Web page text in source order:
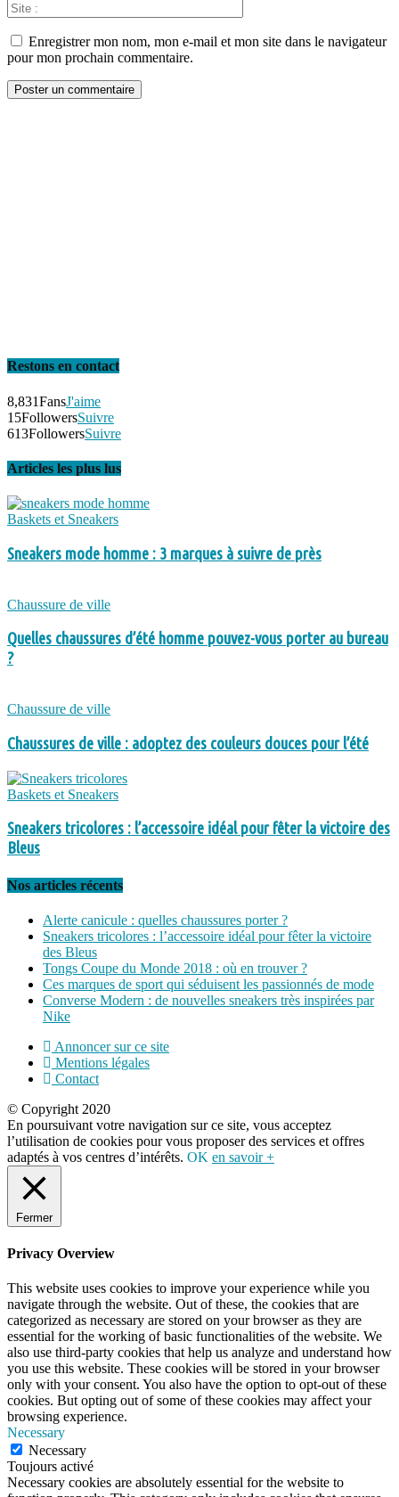
Enregistrer mon nom, mon e-mail et mon site dans le navigateur
pour mon prochain commentaire.
Restons en contact
8,831FansJ'aime
15FollowersSuivre
613FollowersSuivre
Articles les plus lus
Baskets et Sneakers
Sneakers mode homme : 3 marques à suivre de près
Chaussure de ville
Quelles chaussures d’été homme pouvez-vous porter au bureau
?
Chaussure de ville
Chaussures de ville : adoptez des couleurs douces pour l’été
Baskets et Sneakers
Sneakers tricolores : l’accessoire idéal pour fêter la victoire des
Bleus
Nos articles récents
Alerte canicule : quelles chaussures porter ?
Sneakers tricolores : l’accessoire idéal pour fêter la victoire
des Bleus
Tongs Coupe du Monde 2018 : où en trouver ?
Ces marques de sport qui séduisent les passionnés de mode
Converse Modern : de nouvelles sneakers très inspirées par
Nike
Annoncer sur ce site
Mentions légales
Contact
© Copyright 2020
En poursuivant votre navigation sur ce site, vous acceptez
l’utilisation de cookies pour vous proposer des services et offres
adaptés à vos centres d’intérêts. OK en savoir +
Fermer
Privacy Overview
This website uses cookies to improve your experience while you
navigate through the website. Out of these, the cookies that are
categorized as necessary are stored on your browser as they are
essential for the working of basic functionalities of the website. We
also use third-party cookies that help us analyze and understand how
you use this website. These cookies will be stored in your browser
only with your consent. You also have the option to opt-out of these
cookies. But opting out of some of these cookies may affect your
browsing experience.
Necessary
Necessary
Toujours activé
Necessary cookies are absolutely essential for the website to